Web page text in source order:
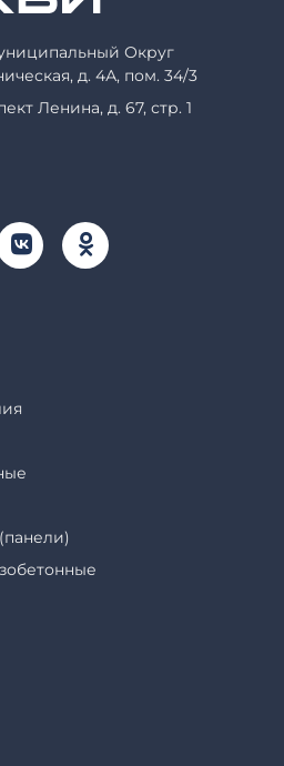
Округ
д. 4А, пом. 34/3
Ленина, д. 67, стр. 1